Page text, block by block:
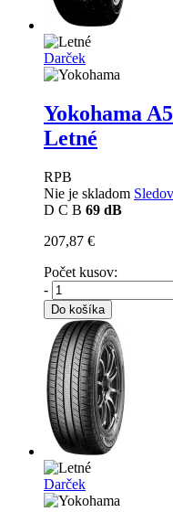
Darček
Yokohama
Letné
RPB
Nie je skladom
D C B 69 dB
207,87 €
Počet kusov:
-
Do košíka
Darček